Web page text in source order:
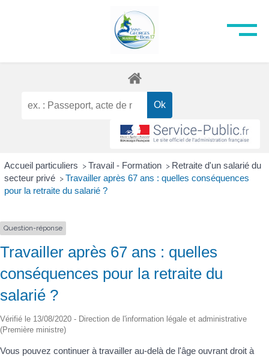
Accueil particuliers > Travail - Formation > Retraite d'un salarié du
secteur privé > Travailler après 67 ans : quelles conséquences
pour la retraite du salarié ?
Question-réponse
Travailler après 67 ans : quelles
conséquences pour la retraite du
salarié ?
Vérifié le 13/08/2020 - Direction de l'information légale et administrative
(Première ministre)
Vous pouvez continuer à travailler au-delà de l'âge ouvrant droit à